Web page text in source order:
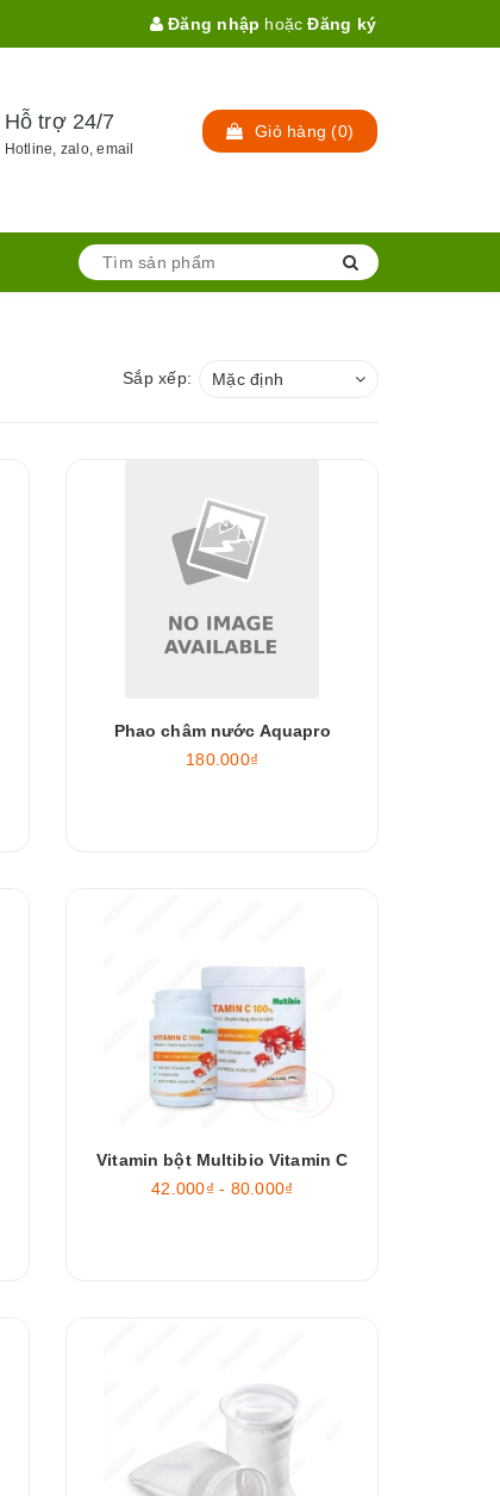
Đăng nhập hoặc Đăng ký
Hỗ trợ 24/7
Hotline, zalo, email
Giỏ hàng (0)
Sắp xếp: Mặc định
Phao châm nước Aquapro
180.000₫
Vitamin bột Multibio Vitamin C
42.000₫ - 80.000₫